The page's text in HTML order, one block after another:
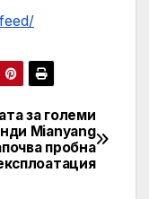
за големи
Mianyang
пробна